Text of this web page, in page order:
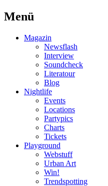
Menü
Magazin
Newsflash
Interview
Soundcheck
Literatour
Blog
Nightlife
Events
Locations
Partypics
Charts
Tickets
Playground
Webstuff
Urban Art
Win!
Trendspotting